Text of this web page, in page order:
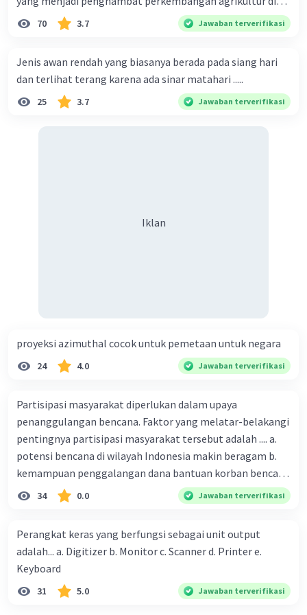
Beri Rating Balas
indonesia
70 3.7 Jawaban terverifikasi
Jenis awan rendah yang biasanya berada pada siang hari
dan terlihat terang karena ada sinar matahari .....
25 3.7 Jawaban terverifikasi
Iklan
proyeksi azimuthal cocok untuk pemetaan untuk negara
24 4.0 Jawaban terverifikasi
Partisipasi masyarakat diperlukan dalam upaya
penanggulangan bencana. Faktor yang melatar-belakangi
pentingnya partisipasi masyarakat tersebut adalah .... a.
potensi bencana di wilayah Indonesia makin beragam b.
kemampuan penggalangan dana bantuan korban bencana
makin tinggi c. pemahaman pendidikan kebencanaan
kepada masyarakat masih rendah d. masyarakat
bencana e. kepercayaan pemerintah bahwa masyarakat
mampu mengatasi bencana
34 0.0 Jawaban terverifikasi
Perangkat keras yang berfungsi sebagai unit output
adalah... a. Digitizer b. Monitor c. Scanner d. Printer e.
Keyboard
31 5.0 Jawaban terverifikasi